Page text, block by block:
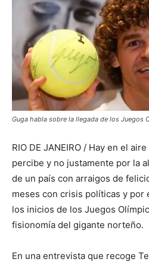
Guga habla sobre la llegada de los Juegos
RIO DE JANEIRO / Hay en el
percibe y no justamente por la
de un país con arraigos de
meses con crisis políticas y por
los inicios de los Juegos
fisionomía del gigante norteño.
En una entrevista que recoge